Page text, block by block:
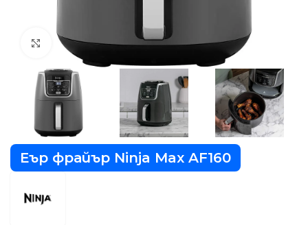
Виж повече
Еър фрайър Ninja Max AF160